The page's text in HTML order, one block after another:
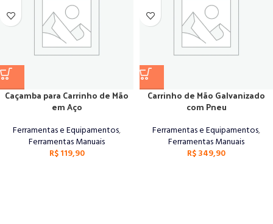
Caçamba para Carrinho de Mão
em Aço
Ferramentas e Equipamentos,
Ferramentas Manuais
R$119,90
Carrinho de Mão Galvanizado
com Pneu
Ferramentas e Equipamentos,
Ferramentas Manuais
R$349,90